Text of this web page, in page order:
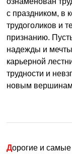
с праздником, в
трудоголиков и
признанию.
надежды и
карьерной
трудности и
новым
Дорогие и самые лучшие наши друзья! Искренне и